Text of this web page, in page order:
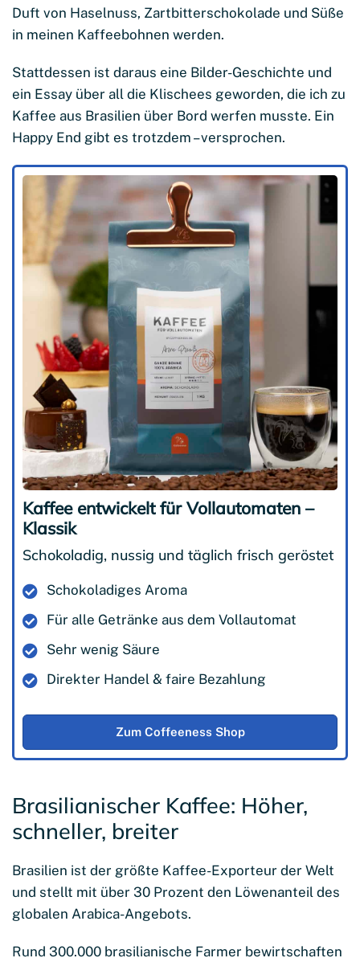
Duft von Haselnuss, Zartbitterschokolade und Süße
in meinen Kaffeebohnen werden.
Stattdessen ist daraus eine Bilder-Geschichte und
ein Essay über all die Klischees geworden, die ich zu
Kaffee aus Brasilien über Bord werfen musste. Ein
Happy End gibt es trotzdem – versprochen.
Kaffee entwickelt für Vollautomaten –
Klassik
Schokoladig, nussig und täglich frisch geröstet
Schokoladiges Aroma
Für alle Getränke aus dem Vollautomat
Sehr wenig Säure
Direkter Handel & faire Bezahlung
Zum Coffeeness Shop
Brasilianischer Kaffee: Höher,
schneller, breiter
Brasilien ist der größte Kaffee-Exporteur der Welt
und stellt mit über 30 Prozent den Löwenanteil des
globalen Arabica-Angebots.
Rund 300.000 brasilianische Farmer bewirtschaften